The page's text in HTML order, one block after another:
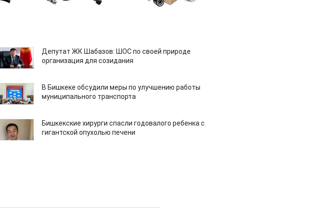
Депутат ЖК Шабазов: ШОС по своей природе
организация для созидания
В Бишкеке обсудили меры по улучшению работы
муниципального транспорта
Бишкекские хирурги спасли годовалого ребенка с
гигантской опухолью печени